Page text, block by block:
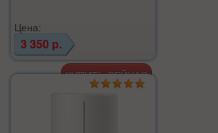
Цена:
3 350 р.